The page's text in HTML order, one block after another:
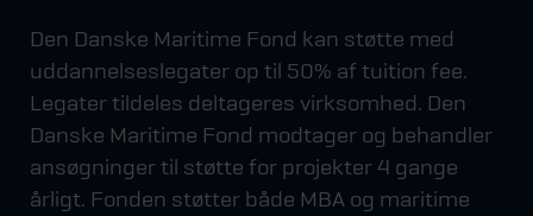
Den Danske Maritime Fond kan støtte med
uddannelseslegater op til 50% af tuition fee.
Legater tildeles deltageres virksomhed. Den
Danske Maritime Fond modtager og behandler
ansøgninger til støtte for projekter 4 gange
årligt. Fonden støtter både MBA og maritime